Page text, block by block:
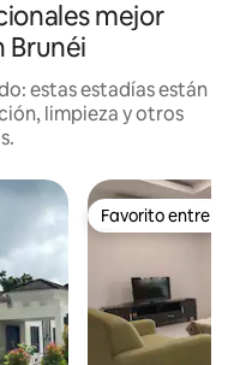
mejor
Brunéi
estas estadías están
limpieza y otros
Favorito entre
Favorito entre